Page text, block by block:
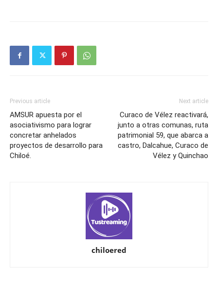
Previous article
AMSUR apuesta por el
asociativismo para lograr
concretar anhelados
proyectos de desarrollo para
Chiloé.
Next article
Curaco de Vélez reactivará,
junto a otras comunas, ruta
patrimonial 59, que abarca a
castro, Dalcahue, Curaco de
Vélez y Quinchao
chiloered